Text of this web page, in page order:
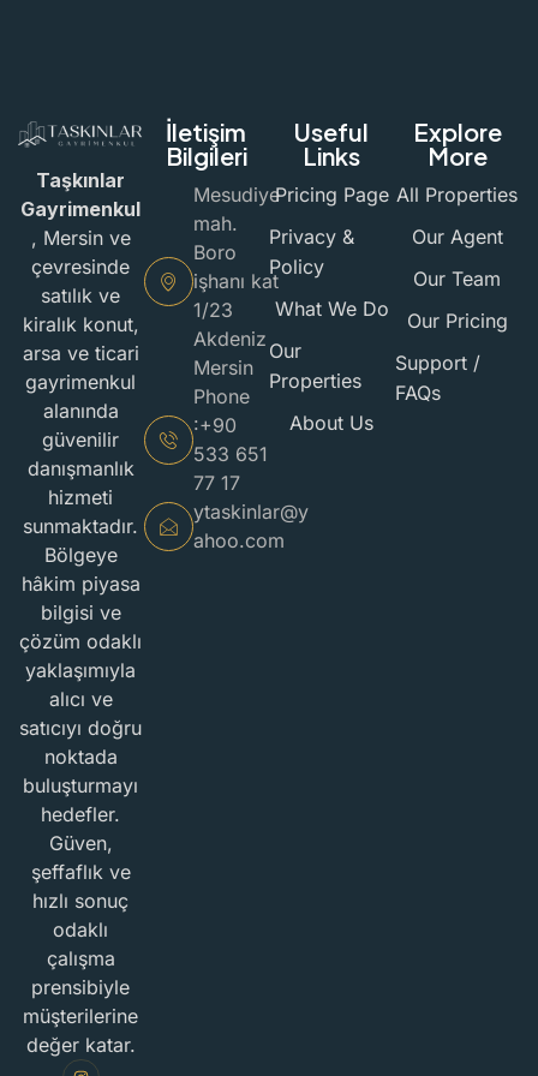
Taşkınlar
Gayrimenkul
, Mersin ve
çevresinde
satılık ve
kiralık konut,
arsa ve ticari
gayrimenkul
alanında
güvenilir
danışmanlık
hizmeti
sunmaktadır.
Bölgeye
hâkim piyasa
bilgisi ve
çözüm odaklı
yaklaşımıyla
alıcı ve
satıcıyı doğru
noktada
buluşturmayı
hedefler.
Güven,
şeffaflık ve
hızlı sonuç
odaklı
çalışma
prensibiyle
müşterilerine
değer katar.
İletişim
Bilgileri
Mesudiye
mah.
Boro
işhanı kat
1/23
Akdeniz
Mersin
Phone
:+90
533 651
77 17
ytaskinlar@y
ahoo.com
Useful
Links
Pricing Page
Privacy &
Policy
What We Do
Our
Properties
About Us
Explore
More
All Properties
Our Agent
Our Team
Our Pricing
Support /
FAQs